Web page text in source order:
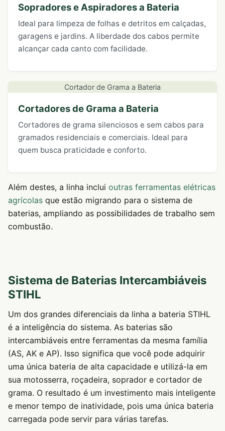
Sopradores e Aspiradores a Bateria
Ideal para limpeza de folhas e detritos em calçadas,
garagens e jardins. A liberdade dos cabos permite
alcançar cada canto com facilidade.
Cortador de Grama a Bateria
Cortadores de Grama a Bateria
Cortadores de grama silenciosos e sem cabos para
gramados residenciais e comerciais. Ideal para
quem busca praticidade e conforto.
Além destes, a linha inclui outras ferramentas elétricas
agrícolas que estão migrando para o sistema de
baterias, ampliando as possibilidades de trabalho sem
combustão.
Sistema de Baterias Intercambiáveis
STIHL
Um dos grandes diferenciais da linha a bateria STIHL
é a inteligência do sistema. As baterias são
intercambiáveis entre ferramentas da mesma família
(AS, AK e AP). Isso significa que você pode adquirir
uma única bateria de alta capacidade e utilizá-la em
sua motosserra, roçadeira, soprador e cortador de
grama. O resultado é um investimento mais inteligente
e menor tempo de inatividade, pois uma única bateria
carregada pode servir para várias tarefas.